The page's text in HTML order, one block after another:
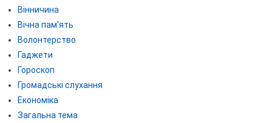
Вінничина
Вічна пам'ять
Волонтерство
Гаджети
Гороскоп
Громадські слухання
Економіка
Загальна тема